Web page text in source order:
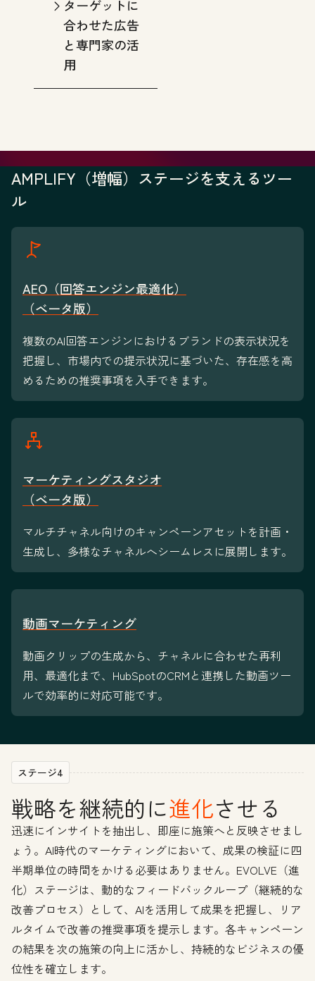
ターゲットに
合わせた広告
と専門家の活
用
AMPLIFY（増幅）ステージを支えるツー
ル
AEO（回答エンジン最適化）
（ベータ版）
複数のAI回答エンジンにおけるブランドの表示状況を
把握し、市場内での提示状況に基づいた、存在感を高
めるための推奨事項を入手できます。
マーケティングスタジオ
（ベータ版）
マルチチャネル向けのキャンペーンアセットを計画・
生成し、多様なチャネルへシームレスに展開します。
動画マーケティング
動画クリップの生成から、チャネルに合わせた再利
用、最適化まで、HubSpotのCRMと連携した動画ツー
ルで効率的に対応可能です。
ステージ4
戦略を継続的に進化させる
迅速にインサイトを抽出し、即座に施策へと反映させまし
ょう。AI時代のマーケティングにおいて、成果の検証に四
半期単位の時間をかける必要はありません。EVOLVE（進
化）ステージは、動的なフィードバックループ（継続的な
改善プロセス）として、AIを活用して成果を把握し、リア
ルタイムで改善の推奨事項を提示します。各キャンペーン
の結果を次の施策の向上に活かし、持続的なビジネスの優
位性を確立します。